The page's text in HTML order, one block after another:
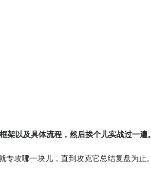
架以及具体流程，然后挨个儿实战过一遍。
攻哪一块儿，直到攻克它总结复盘为止。